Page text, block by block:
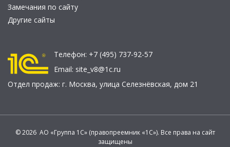
Замечания по сайту
Другие сайты
Телефон: +7 (495) 737-92-57
Email: site_v8@1c.ru
Отдел продаж: г. Москва, улица Селезнёвская, дом 21
© 2026 АО «Группа 1С» (правопреемник «1С»). Все права на сайт
защищены